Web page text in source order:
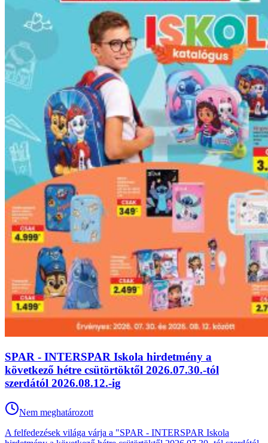
SPAR - INTERSPAR Iskola hirdetmény a
következő hétre csütörtöktől 2026.07.30.-tól
szerdától 2026.08.12.-ig
Nem meghatározott
A felfedezések világa várja a "SPAR - INTERSPAR Iskola